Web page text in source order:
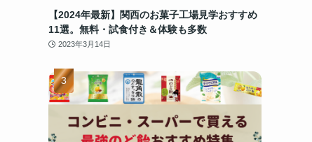
【2024年最新】関西のお菓子工場見学おすすめ
11選。無料・試食付き＆体験も多数
2023年3月14日